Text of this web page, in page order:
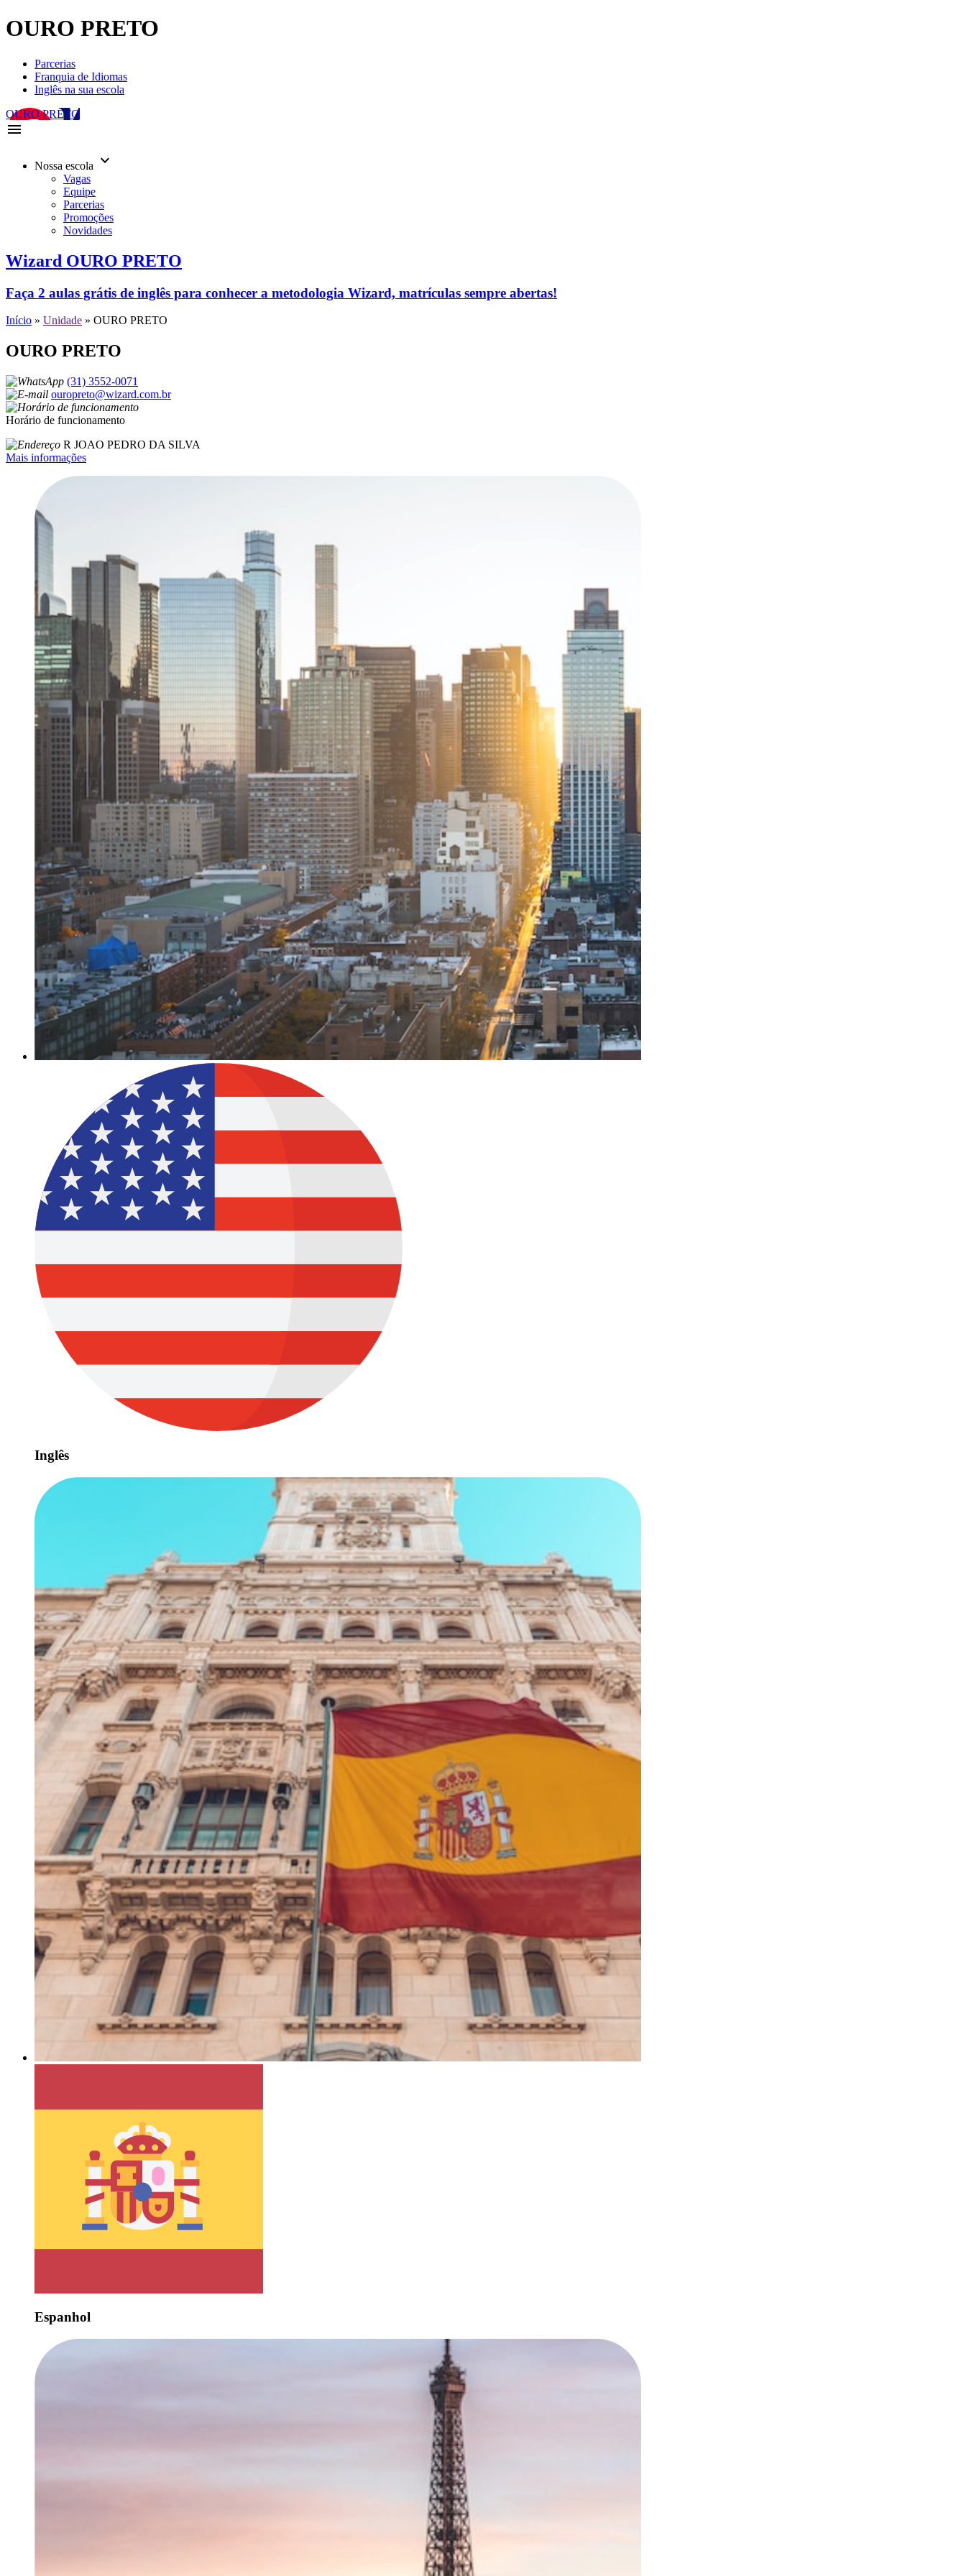
OURO PRETO
Parcerias
Franquia de Idiomas
Inglês na sua escola
OURO PRETO
menu
Nossa escola keyboard_arrow_down
Vagas
Equipe
Parcerias
Promoções
Novidades
Wizard OURO PRETO
Faça 2 aulas grátis de inglês para conhecer a metodologia Wizard, matrículas sempre abertas!
Início » Unidade » OURO PRETO
OURO PRETO
(31) 3552-0071
ouropreto@wizard.com.br
Horário de funcionamento
R JOAO PEDRO DA SILVA
Mais informações
Inglês
Espanhol